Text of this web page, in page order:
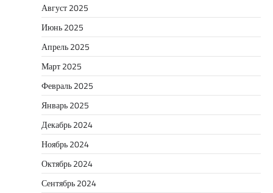
Август 2025
Июнь 2025
Апрель 2025
Март 2025
Февраль 2025
Январь 2025
Декабрь 2024
Ноябрь 2024
Октябрь 2024
Сентябрь 2024